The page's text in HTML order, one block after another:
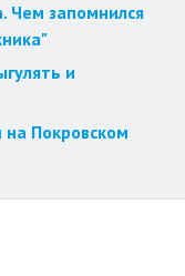
Чем запомнился
и
Покровском